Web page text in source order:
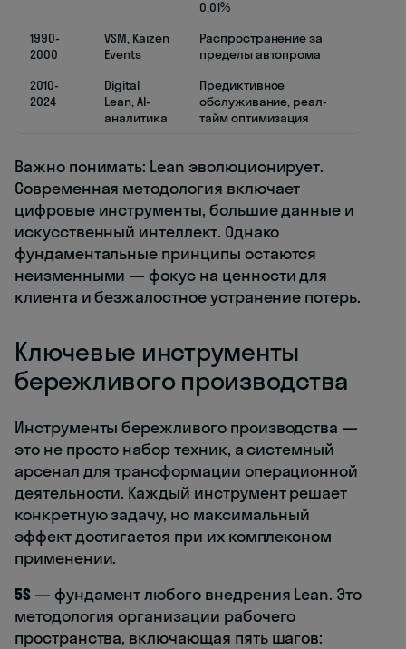
0,01%
1990-
2000
VSM, Kaizen
Events
Распространение за
пределы автопрома
2010-
2024
Digital
Lean, AI-
аналитика
Предиктивное
обслуживание, реал-
тайм оптимизация
Важно понимать: Lean эволюционирует.
Современная методология включает
цифровые инструменты, большие данные и
искусственный интеллект. Однако
фундаментальные принципы остаются
неизменными — фокус на ценности для
клиента и безжалостное устранение потерь.
Ключевые инструменты
бережливого производства
Инструменты бережливого производства —
это не просто набор техник, а системный
арсенал для трансформации операционной
деятельности. Каждый инструмент решает
конкретную задачу, но максимальный
эффект достигается при их комплексном
применении.
5S— фундамент любого внедрения Lean. Это
методология организации рабочего
пространства, включающая пять шагов: